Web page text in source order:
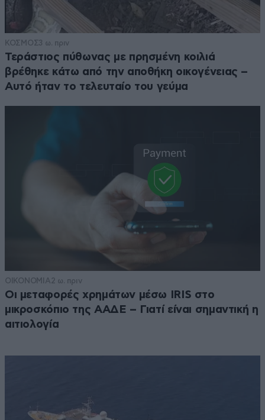
ΚΟΣΜΟΣ3 ω. πριν
Τεράστιος πύθωνας με πρησμένη κοιλιά
βρέθηκε κάτω από την αποθήκη οικογένειας –
Αυτό ήταν το τελευταίο του γεύμα
ΟΙΚΟΝΟΜΙΑ2 ω. πριν
Οι μεταφορές χρημάτων μέσω IRIS στο
μικροσκόπιο της ΑΑΔΕ – Γιατί είναι σημαντική η
αιτιολογία